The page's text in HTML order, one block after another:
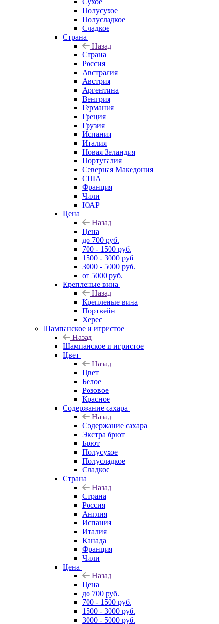
Сухое
Полусухое
Полусладкое
Сладкое
Страна
Назад
Страна
Россия
Австралия
Австрия
Аргентина
Венгрия
Германия
Греция
Грузия
Испания
Италия
Новая Зеландия
Португалия
Северная Македония
США
Франция
Чили
ЮАР
Цена
Назад
Цена
до 700 руб.
700 - 1500 руб.
1500 - 3000 руб.
3000 - 5000 руб.
от 5000 руб.
Крепленые вина
Назад
Крепленые вина
Портвейн
Херес
Шампанское и игристое
Назад
Шампанское и игристое
Цвет
Назад
Цвет
Белое
Розовое
Красное
Содержание сахара
Назад
Содержание сахара
Экстра брют
Брют
Полусухое
Полусладкое
Сладкое
Страна
Назад
Страна
Россия
Англия
Испания
Италия
Канада
Франция
Чили
Цена
Назад
Цена
до 700 руб.
700 - 1500 руб.
1500 - 3000 руб.
3000 - 5000 руб.